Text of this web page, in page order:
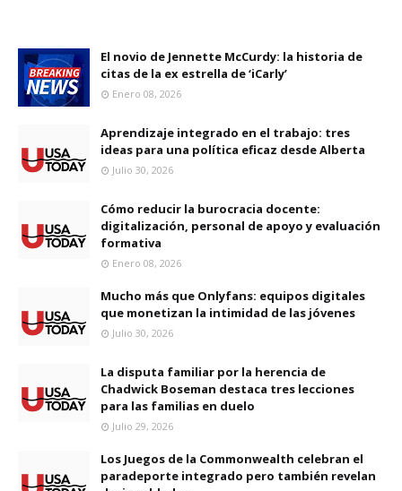
El novio de Jennette McCurdy: la historia de
citas de la ex estrella de ‘iCarly’
Enero 08, 2026
Aprendizaje integrado en el trabajo: tres
ideas para una política eficaz desde Alberta
Julio 30, 2026
Cómo reducir la burocracia docente:
digitalización, personal de apoyo y evaluación
formativa
Enero 08, 2026
Mucho más que Onlyfans: equipos digitales
que monetizan la intimidad de las jóvenes
Julio 30, 2026
La disputa familiar por la herencia de
Chadwick Boseman destaca tres lecciones
para las familias en duelo
Julio 29, 2026
Los Juegos de la Commonwealth celebran el
paradeporte integrado pero también revelan